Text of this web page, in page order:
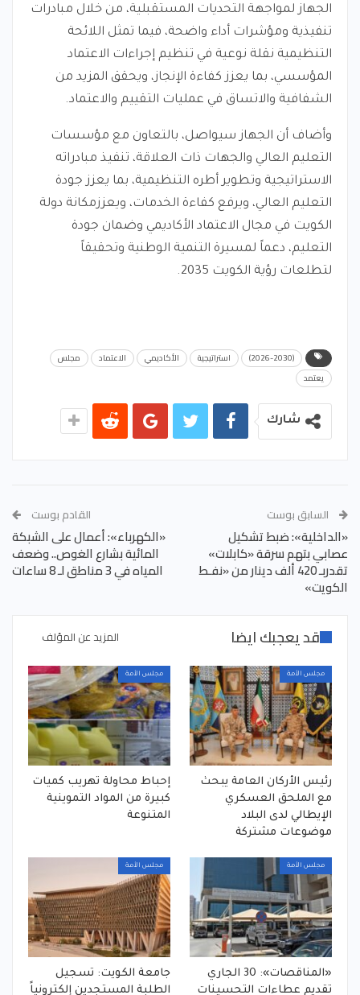
الجهاز لمواجهة التحديات المستقبلية، من خلال مبادرات
تنفيذية ومؤشرات أداء واضحة، فيما تمثل اللائحة
التنظيمية نقلة نوعية في تنظيم إجراءات الاعتماد
المؤسسي، بما يعزز كفاءة الإنجاز، ويحقق المزيد من
الشفافية والاتساق في عمليات التقييم والاعتماد.
وأضاف أن الجهاز سيواصل، بالتعاون مع مؤسسات
التعليم العالي والجهات ذات العلاقة، تنفيذ مبادراته
الاستراتيجية وتطوير أطره التنظيمية، بما يعزز جودة
التعليم العالي، ويرفع كفاءة الخدمات، ويعززمكانة دولة
الكويت في مجال الاعتماد الأكاديمي وضمان جودة
التعليم، دعماً لمسيرة التنمية الوطنية وتحقيقاً
لتطلعات رؤية الكويت 2035.
(2026-2030) استراتيجية الأكاديمي الاعتماد
مجلس
يعتمد
شارك
السابق بوست
«الداخلية»: ضبط تشكيل
عصابي بتهم سرقة «كابلات»
تقدربـ 420 ألف دينار من «نفـط
الكويت»
القادم بوست
«الكهرباء»: أعمال على الشبكة
المائية بشارع الغوص.. وضعف
المياه في 3 مناطق لـ 8 ساعات
قد يعجبك ايضا المزيد عن المؤلف
مجلس الأمة
رئيس الأركان العامة يبحث
مع الملحق العسكري
الإيطالي لدى البلاد
موضوعات مشتركة
مجلس الأمة
إحباط محاولة تهريب كميات
كبيرة من المواد التموينية
المتنوعة
مجلس الأمة
«المناقصات»: 30 الجاري
تقديم عطاءات التحسينات
مجلس الأمة
جامعة الكويت: تسجيل
الطلبة المستجدين إلكترونياً